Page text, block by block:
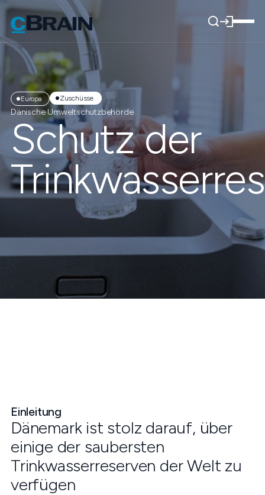
Zuschüsse
Europa
Dänische Umweltschutzbehörde
Schutz der
Einleitung
Dänemark ist stolz darauf, über
einige der saubersten
Trinkwasserreserven der Welt zu
verfügen